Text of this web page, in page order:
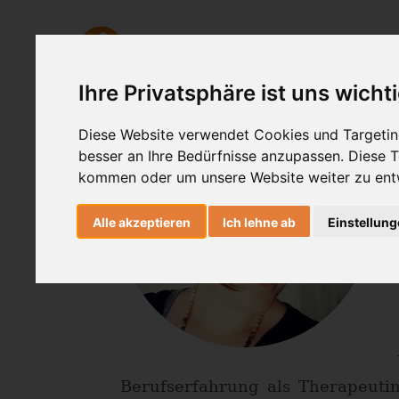
Ihre Privatsphäre ist uns
Diese Website verwendet Cookies und
besser an Ihre Bedürfnisse anzupassen. Diese
kommen oder um unsere Website weiter zu
Alle akzeptieren Ich lehne ab
Berufserfahrung als